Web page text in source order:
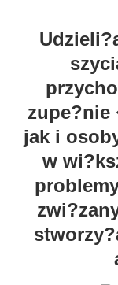
jak i
w